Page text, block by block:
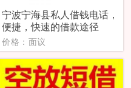
宁波宁海县私人借钱电话，
便捷，快速的借款途径
价格：面议